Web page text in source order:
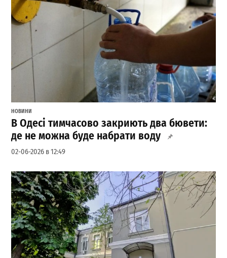
НОВИНИ
В Одесі тимчасово закриють два бювети:
де не можна буде набрати воду
02-06-2026 в 12:49